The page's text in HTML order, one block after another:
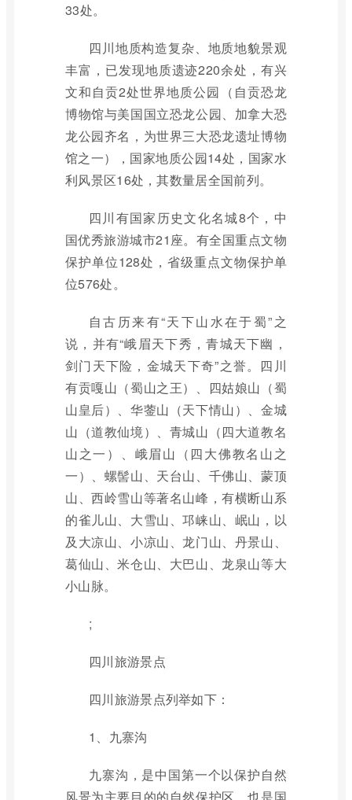
33处。
四川地质构造复杂、地质地貌景观
丰富，已发现地质遗迹220余处，有兴
文和自贡2处世界地质公园（自贡恐龙
博物馆与美国国立恐龙公园、加拿大恐
龙公园齐名，为世界三大恐龙遗址博物
馆之一），国家地质公园14处，国家水
利风景区16处，其数量居全国前列。
四川有国家历史文化名城8个，中
国优秀旅游城市21座。有全国重点文物
保护单位128处，省级重点文物保护单
位576处。
自古历来有“天下山水在于蜀”之
说，并有“峨眉天下秀，青城天下幽，
剑门天下险，金城天下奇”之誉。四川
有贡嘎山（蜀山之王）、四姑娘山（蜀
山皇后）、华蓥山（天下情山）、金城
山（道教仙境）、青城山（四大道教名
山之一）、峨眉山（四大佛教名山之
一）、螺髻山、天台山、千佛山、蒙顶
山、西岭雪山等著名山峰，有横断山系
的雀儿山、大雪山、邛崃山、岷山，以
及大凉山、小凉山、龙门山、丹景山、
葛仙山、米仓山、大巴山、龙泉山等大
小山脉。
;
四川旅游景点
四川旅游景点列举如下：
1、九寨沟
九寨沟，是中国第一个以保护自然